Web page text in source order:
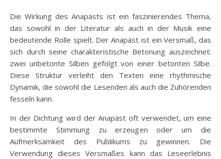
Die Wirkung des Anapästs ist ein faszinierendes Thema,
das sowohl in der Literatur als auch in der Musik eine
bedeutende Rolle spielt. Der Anapäst ist ein Versmaß, das
sich durch seine charakteristische Betonung auszeichnet:
zwei unbetonte Silben gefolgt von einer betonten Silbe.
Diese Struktur verleiht den Texten eine rhythmische
Dynamik, die sowohl die Lesenden als auch die Zuhörenden
fesseln kann.
In der Dichtung wird der Anapäst oft verwendet, um eine
bestimmte Stimmung zu erzeugen oder um die
Aufmerksamkeit des Publikums zu gewinnen. Die
Verwendung dieses Versmaßes kann das Leseerlebnis